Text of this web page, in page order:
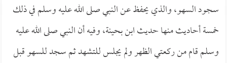
سجود السهو، والذي يحفظ عن النبي صلى الله عليه وسلم في ذلك
خمسة أحاديث منها حديث ابن بحينة، وفيه أن النبي صلى الله عليه
وسلم قام من ركعتي الظهر ولم يجلس للتشهد ثم سجد للسهو قبل